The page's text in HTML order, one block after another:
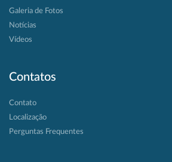
Galeria de Fotos
Notícias
Vídeos
Contatos
Contato
Localização
Perguntas Frequentes